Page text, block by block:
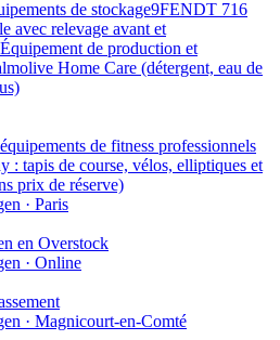
de stockage9FENDT 716
avec relevage avant et
de production et
Home Care (détergent, eau de
de fitness professionnels
: tapis de course, vélos, elliptiques et
prix de réserve)
· Paris
en Overstock
· Online
· Magnicourt-en-Comté